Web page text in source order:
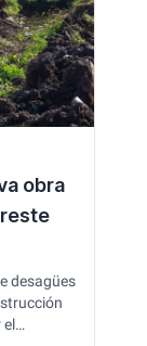
obra
desagües
el